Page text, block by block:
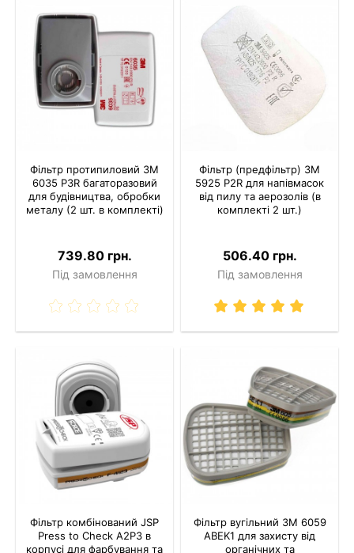
Фільтр протипиловий 3M
6035 P3R багаторазовий
для будівництва, обробки
металу (2 шт. в комплекті)
739.80 грн.
Під замовлення
Фільтр (предфільтр) 3M
5925 P2R для напівмасок
від пилу та аерозолів (в
комплекті 2 шт.)
506.40 грн.
Під замовлення
Фільтр комбінований JSP
Press to Check A2P3 в
корпусі для фарбування та
Фільтр вугільний 3M 6059
ABEK1 для захисту від
органічних та